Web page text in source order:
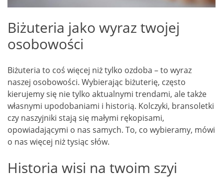
Biżuteria jako wyraz twojej
osobowości
Biżuteria to coś więcej niż tylko ozdoba – to wyraz
naszej osobowości. Wybierając biżuterię, często
kierujemy się nie tylko aktualnymi trendami, ale także
własnymi upodobaniami i historią. Kolczyki, bransoletki
czy naszyjniki stają się małymi rękopisami,
opowiadającymi o nas samych. To, co wybieramy, mówi
o nas więcej niż tysiąc słów.
Historia wisi na twoim szyi